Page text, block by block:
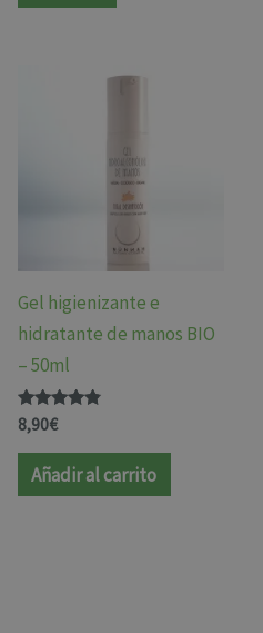
Gel higienizante e
hidratante de manos BIO
– 50ml
Valorado
con
4.64
de 5
8,90€
Añadir al carrito